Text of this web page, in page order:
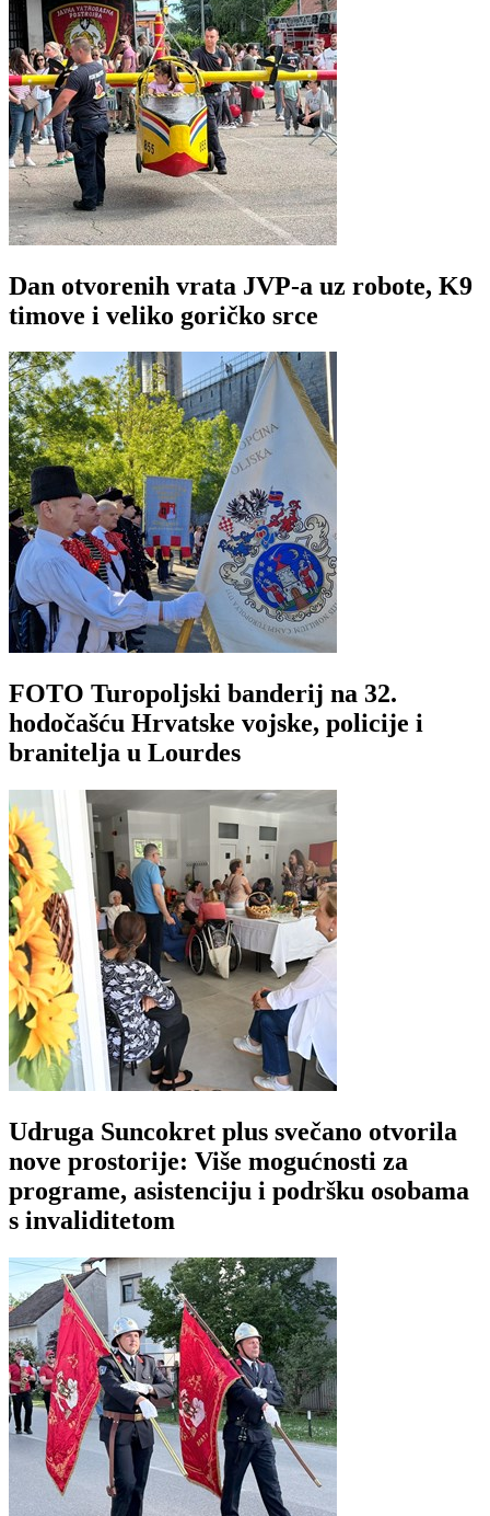
Dan otvorenih vrata JVP-a uz robote, K9
timove i veliko goričko srce
FOTO Turopoljski banderij na 32.
hodočašću Hrvatske vojske, policije i
branitelja u Lourdes
Udruga Suncokret plus svečano otvorila
nove prostorije: Više mogućnosti za
programe, asistenciju i podršku osobama
s invaliditetom